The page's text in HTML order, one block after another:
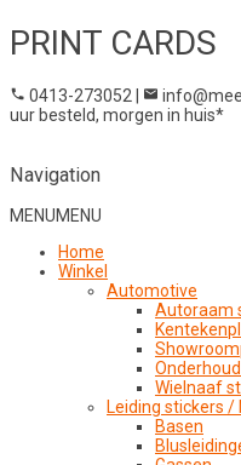
PRINT CARDS
0413-273052 |
uur besteld, morgen in huis*
Navigation
MENUMENU
Home
Winkel
Automotive
Autoraam
Wielnaaf
Leiding stickers /
Basen